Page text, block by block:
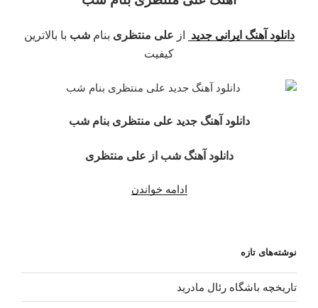
جوان”
دانلود آهنگ ایرانی جدید از علی منتظری بنامشب با بالاترین
کیفیت
دانلود آهنگ جدید علی منتظری بنام شب
دانلود آهنگ شب از علی منتظری
ادامه خواندن
بنام
نوشته‌های تازه
تاریخچه باشگاه رئال مادرید